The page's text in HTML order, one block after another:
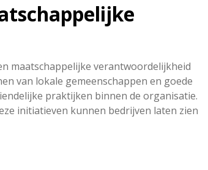
maatschappelijke verantwoordelijkheid
van lokale gemeenschappen en goede
praktijken binnen de organisatie.
initiatieven kunnen bedrijven laten zien